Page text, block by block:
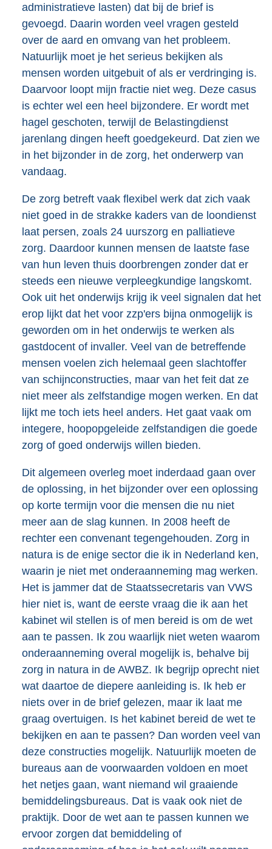
administratieve lasten) dat bij de brief is
gevoegd. Daarin worden veel vragen gesteld
over de aard en omvang van het probleem.
Natuurlijk moet je het serieus bekijken als
mensen worden uitgebuit of als er verdringing is.
Daarvoor loopt mijn fractie niet weg. Deze casus
is echter wel een heel bijzondere. Er wordt met
hagel geschoten, terwijl de Belastingdienst
jarenlang dingen heeft goedgekeurd. Dat zien we
in het bijzonder in de zorg, het onderwerp van
vandaag.
De zorg betreft vaak flexibel werk dat zich vaak
niet goed in de strakke kaders van de loondienst
laat persen, zoals 24 uurszorg en palliatieve
zorg. Daardoor kunnen mensen de laatste fase
van hun leven thuis doorbrengen zonder dat er
steeds een nieuwe verpleegkundige langskomt.
Ook uit het onderwijs krijg ik veel signalen dat het
erop lijkt dat het voor zzp'ers bijna onmogelijk is
geworden om in het onderwijs te werken als
gastdocent of invaller. Veel van de betreffende
mensen voelen zich helemaal geen slachtoffer
van schijnconstructies, maar van het feit dat ze
niet meer als zelfstandige mogen werken. En dat
lijkt me toch iets heel anders. Het gaat vaak om
integere, hoopopgeleide zelfstandigen die goede
zorg of goed onderwijs willen bieden.
Dit algemeen overleg moet inderdaad gaan over
de oplossing, in het bijzonder over een oplossing
op korte termijn voor die mensen die nu niet
meer aan de slag kunnen. In 2008 heeft de
rechter een convenant tegengehouden. Zorg in
natura is de enige sector die ik in Nederland ken,
waarin je niet met onderaanneming mag werken.
Het is jammer dat de Staatssecretaris van VWS
hier niet is, want de eerste vraag die ik aan het
kabinet wil stellen is of men bereid is om de wet
aan te passen. Ik zou waarlijk niet weten waarom
onderaanneming overal mogelijk is, behalve bij
zorg in natura in de AWBZ. Ik begrijp oprecht niet
wat daartoe de diepere aanleiding is. Ik heb er
niets over in de brief gelezen, maar ik laat me
graag overtuigen. Is het kabinet bereid de wet te
bekijken en aan te passen? Dan worden veel van
deze constructies mogelijk. Natuurlijk moeten de
bureaus aan de voorwaarden voldoen en moet
het netjes gaan, want niemand wil graaiende
bemiddelingsbureaus. Dat is vaak ook niet de
praktijk. Door de wet aan te passen kunnen we
ervoor zorgen dat bemiddeling of